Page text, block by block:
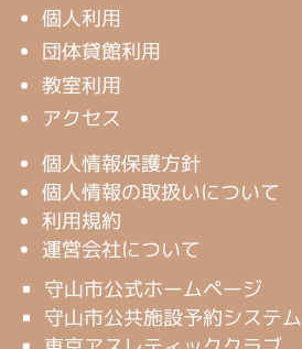
個人利用
団体貸館利用
教室利用
アクセス
個人情報保護方針
個人情報の取扱いについて
利用規約
運営会社について
守山市公式ホームページ
守山市公共施設予約システム